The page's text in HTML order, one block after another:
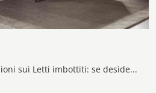
Clicca e ottieni informazioni sui Letti imbottiti: se desideri modelli matrimoniali design, il modello Slim Veneran fa al caso tuo.